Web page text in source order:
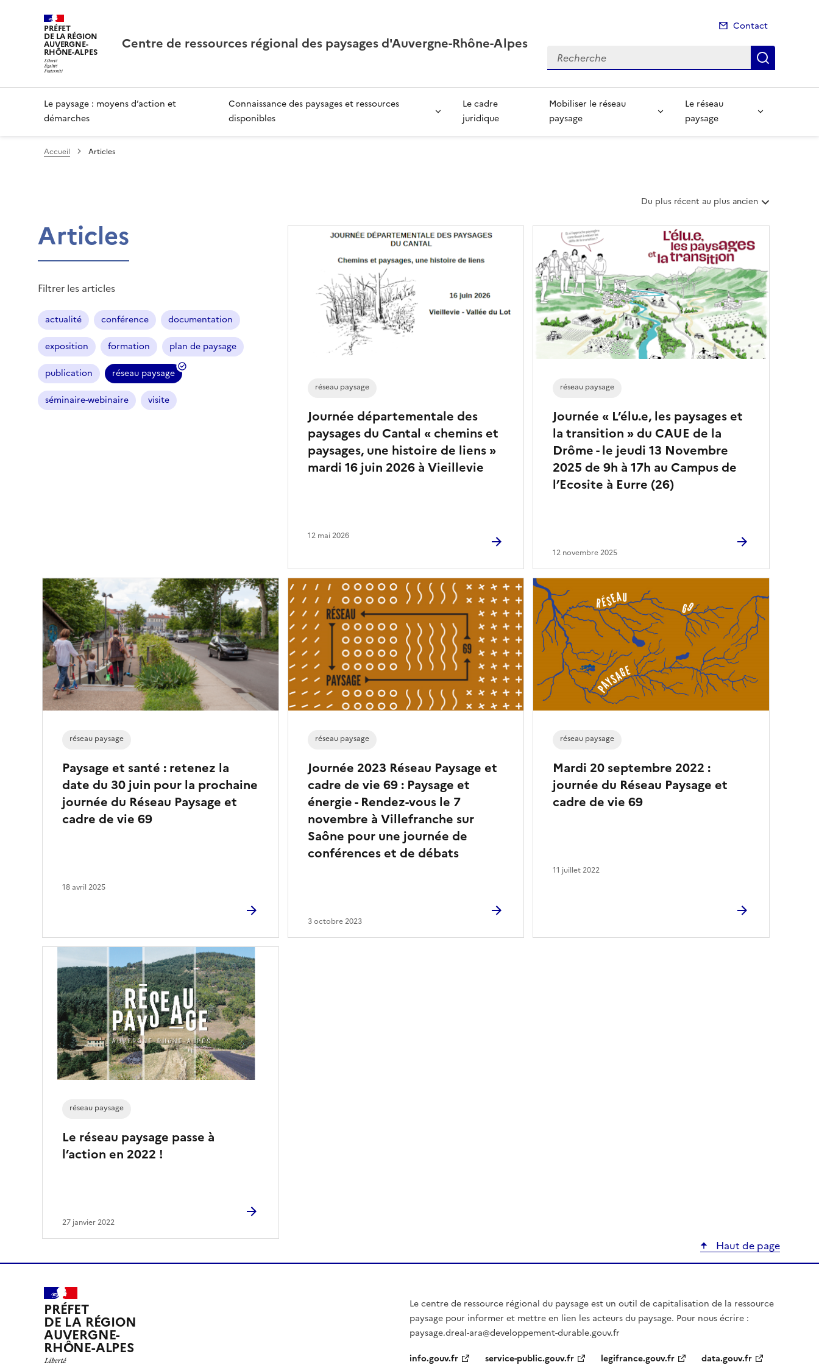
PRÉFET
DE LA RÉGION
AUVERGNE-
RHÔNE-ALPES Centre de ressources régional des paysages d'Auvergne-Rhône-Alpes
Contact
Recherche
Le paysage : moyens d’action et
démarches
Connaissance des paysages et ressources
disponibles
Le cadre
juridique
Mobiliser le réseau
paysage
Le réseau
paysage
Accueil Articles
T
i
e
s
a
r
t
i
c
l
Du plus récent au plus ancien
Articles
Filtrer les articles
actualité conférence documentation
exposition formation plan de paysage
publication réseau paysage
(
f
i
n
é
)
séminaire-webinaire visite
Journée départementale des
paysages du Cantal « chemins et
paysages, une histoire de liens »
mardi 16 juin 2026 à Vieillevie
réseau paysage
12 mai 2026
Journée « L’élu.e, les paysages et
la transition » du CAUE de la
Drôme - le jeudi 13 Novembre
2025 de 9h à 17h au Campus de
l’Ecosite à Eurre (26)
réseau paysage
12 novembre 2025
Paysage et santé : retenez la
date du 30 juin pour la prochaine
journée du Réseau Paysage et
cadre de vie 69
réseau paysage
18 avril 2025
Journée 2023 Réseau Paysage et
cadre de vie 69 : Paysage et
énergie - Rendez-vous le 7
novembre à Villefranche sur
Saône pour une journée de
conférences et de débats
réseau paysage
3 octobre 2023
Mardi 20 septembre 2022 :
journée du Réseau Paysage et
cadre de vie 69
réseau paysage
11 juillet 2022
Le réseau paysage passe à
l’action en 2022 !
réseau paysage
27 janvier 2022
Haut de page
PRÉFET
DE LA RÉGION
AUVERGNE-
RHÔNE-ALPES
Le centre de ressource régional du paysage est un outil de capitalisation de la ressource
paysage pour informer et mettre en lien les acteurs du paysage. Pour nous écrire :
paysage.dreal-ara@developpement-durable.gouv.fr
info.gouv.fr
service-public.gouv.fr legifrance.gouv.fr data.gouv.fr